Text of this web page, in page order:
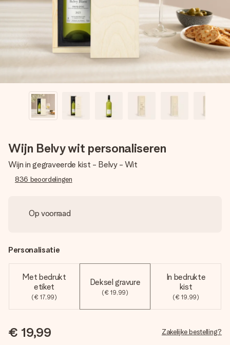
jullie foto of een boodschap die raakt. Zonder gedoe, maar
met alle aandacht voor het moment.
Wijn Belvy wit personaliseren
Wijn in gegraveerde kist - Belvy - Wit
836 beoordelingen
Op voorraad
Personalisatie
Met bedrukt
etiket
(€ 17,99)
Deksel gravure
(€ 19,99)
In bedrukte
kist
(€ 19,99)
€ 19,99 Zakelijke bestelling?